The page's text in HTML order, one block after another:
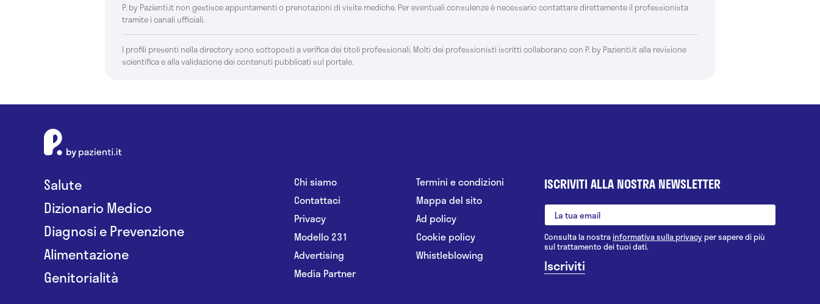
P. by Pazienti.it non gestisce appuntamenti o prenotazioni di visite mediche. Per eventuali consulenze è necessario contattare direttamente il professionista
tramite i canali ufficiali.
I profili presenti nella directory sono sottoposti a verifica dei titoli professionali. Molti dei professionisti iscritti collaborano con P. by Pazienti.it alla revisione
scientifica e alla validazione dei contenuti pubblicati sul portale.
Salute
Dizionario Medico
Diagnosi e Prevenzione
Alimentazione
Genitorialità
Chi siamo
Contattaci
Privacy
Modello 231
Advertising
Media Partner
Termini e condizioni
Mappa del sito
Ad policy
Cookie policy
Whistleblowing
ISCRIVITI ALLA NOSTRA NEWSLETTER
Consulta la nostrainformativa sulla privacy per sapere di più
sul trattamento dei tuoi dati.